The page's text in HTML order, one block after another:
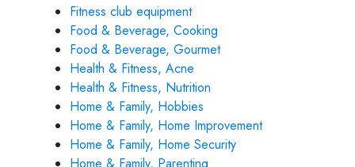
Fitness club equipment
Food & Beverage, Cooking
Food & Beverage, Gourmet
Health & Fitness, Acne
Health & Fitness, Nutrition
Home & Family, Hobbies
Home & Family, Home Improvement
Home & Family, Home Security